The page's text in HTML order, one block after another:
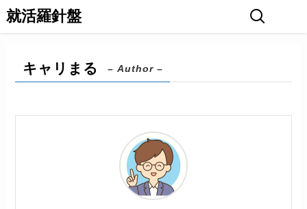
就活羅針盤
キャリまる – Author –